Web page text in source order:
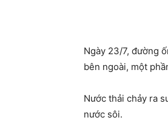
Ngày 23/7, đường
bên ngoài, một
Nước thải chảy ra
nước sôi.